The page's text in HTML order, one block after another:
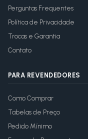
Perguntas Frequentes
Política de Privacidade
Trocas e Garantia
Contato
PARA REVENDEDORES
Como Comprar
Tabelas de Preço
Pedido Mínimo